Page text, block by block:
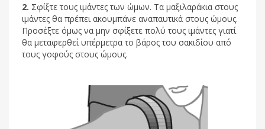
2. Σφίξτε τους ιμάντες των ώμων. Τα μαξιλαράκια στους
ιμάντες θα πρέπει ακουμπάνε αναπαυτικά στους ώμους.
Προσέξτε όμως να μην σφίξετε πολύ τους ιμάντες γιατί
θα μεταφερθεί υπέρμετρα το βάρος του σακιδίου από
τους γοφούς στους ώμους.